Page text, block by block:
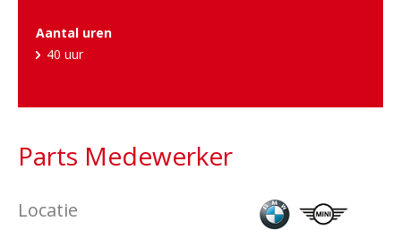
Aantal uren
40 uur
Parts Medewerker
Locatie